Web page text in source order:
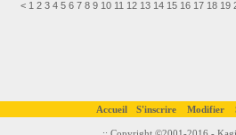
< 1 2 3 4 5 6 7 8 9 10 11 12 13 14 15 16 17 18 19
Accueil S'inscrire Modifier